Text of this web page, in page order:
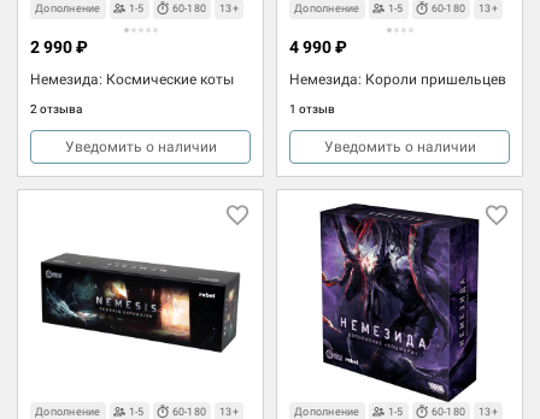
Дополнение 1-5 60-180 13+
Немезида: Космические коты
2 отзыва
2 990 ₽
Уведомить о наличии
Дополнение 1-5 60-180 13+
Немезида: Короли пришельцев
1 отзыв
4 990 ₽
Уведомить о наличии
Дополнение 1-5 60-180 13+ Дополнение 1-5 60-180 13+